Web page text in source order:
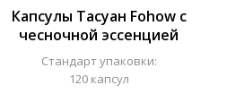
Капсулы Тасуан Fohow с
чесночной эссенцией
Стандарт упаковки:
120 капсул